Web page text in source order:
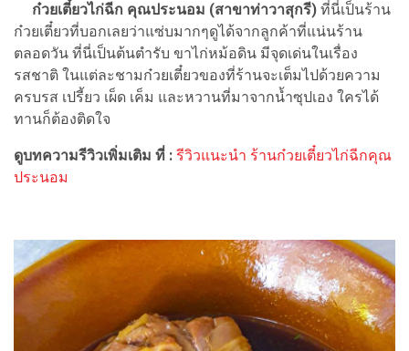
ก๋วยเตี๋ยวไก่ฉีก คุณประนอม (สาขาท่าวาสุกรี) ที่นี่เป็นร้าน
ก๋วยเตี๋ยวที่บอกเลยว่าแซ่บมากๆดูได้จากลูกค้าที่แน่นร้าน
ตลอดวัน ที่นี่เป็นต้นตำ​รับ​ ขาไก่​หม้อดิน มีจุดเด่นในเรื่อง
รสชาติ ในแต่ละชามก๋วยเตี๋ยวของที่ร้านจะเต็มไปด้วยความ
ครบรส เปรี้ยว เผ็ด เค็ม และหวานที่มาจากน้ำซุปเอง ใครได้
ทานก็ต้องติดใจ
ดูบทความรีวิวเพิ่มเติม ที่ : รีวิวแนะนำ ร้านก๋วยเตี๋ยวไก่ฉีกคุณ
ประนอม